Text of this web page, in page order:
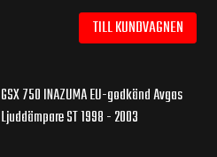
TILL KUNDVAGNEN
GSX 750 INAZUMA EU-godkänd Avgas
Ljuddämpare ST 1998 - 2003